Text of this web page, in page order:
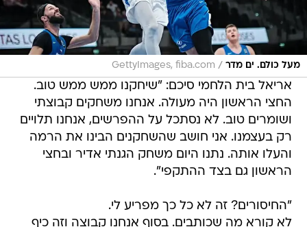
מעל כולם. ים מדר /
GettyImages, fiba.com
אריאל בית הלחמי סיכם: "שיחקנו ממש ממש טוב.
החצי הראשון היה מעולה. אנחנו משחקים קבוצתי
ושומרים טוב. לא נסתכל על ההפרשים, אנחנו תלויים
רק בעצמנו. אני חושב שהשחקנים הבינו את הרמה
והעלו אותה. נתנו היום משחק הגנתי אדיר ובחצי
הראשון גם בצד ההתקפי".
"החיסורים? זה לא כל כך מפריע לי.
לא קורא מה שכותבים. בסוף אנחנו קבוצה וזה כיף